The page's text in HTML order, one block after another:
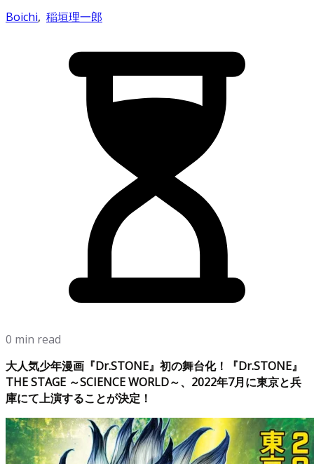
Boichi, 稲垣理一郎
0 min read
大人気少年漫画『Dr.STONE』初の舞台化！『Dr.STONE』
THE STAGE ～SCIENCE WORLD～、2022年7月に東京と兵
庫にて上演することが決定！